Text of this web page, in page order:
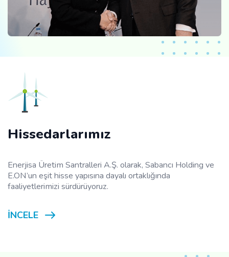
Hissedarlarımız
Enerjisa Üretim Santralleri A.Ş. olarak, Sabancı Holding ve
E.ON’un eşit hisse yapısına dayalı ortaklığında
faaliyetlerimizi sürdürüyoruz.
İNCELE